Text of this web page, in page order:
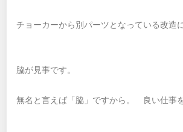
チョーカーから別パーツとなっている改造
脇が見事です。
無名と言えば「脇」ですから。 良い仕事